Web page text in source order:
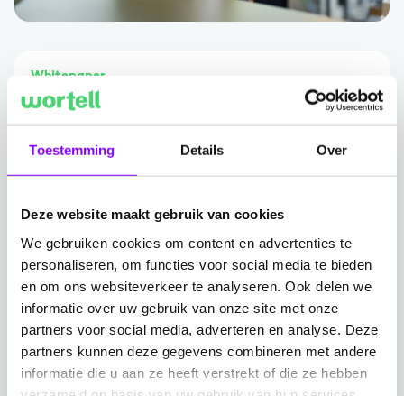
Toestemming Details Over
Deze website maakt gebruik van cookies
We gebruiken cookies om content en advertenties te
personaliseren, om functies voor social media te bieden
en om ons websiteverkeer te analyseren. Ook delen we
informatie over uw gebruik van onze site met onze
partners voor social media, adverteren en analyse. Deze
partners kunnen deze gegevens combineren met andere
informatie die u aan ze heeft verstrekt of die ze hebben
Whitepaper
Trendrapport - De hybride werkplek,
werkt die voor iedereen?
Ga naar Trendrapport - De hybride werkplek, werkt die